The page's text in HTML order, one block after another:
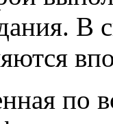
В
по